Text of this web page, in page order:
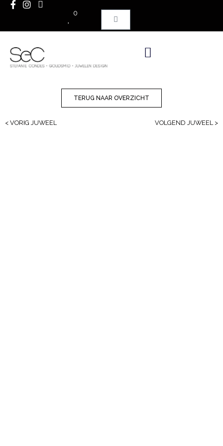
0
TERUG NAAR OVERZICHT
< VORIG JUWEEL VOLGEND JUWEEL >